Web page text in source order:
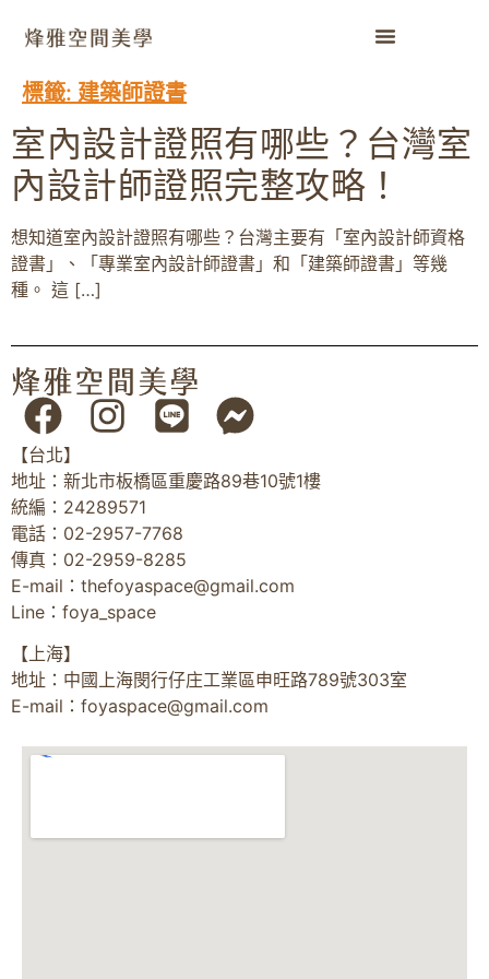
標籤: 建築師證書
室內設計證照有哪些？台灣室
內設計師證照完整攻略！
想知道室內設計證照有哪些？台灣主要有「室內設計師資格
證書」、「專業室內設計師證書」和「建築師證書」等幾
種。 這 […]
【台北】
地址：新北市板橋區重慶路89巷10號1樓
統編：24289571
電話：02-2957-7768
傳真：02-2959-8285
E-mail： thefoyaspace@gmail.com
Line：foya_space
【上海】
地址：中國上海閔行仔庄工業區申旺路789號303室
E-mail： foyaspace@gmail.com